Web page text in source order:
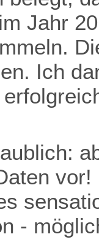
Jahr
Ich
-